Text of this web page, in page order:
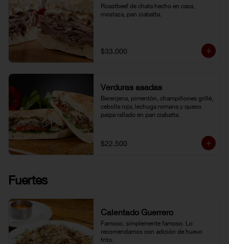
Roastbeef de chata hecho en casa,
mostaza, pan ciabatta.
$33.000
Verduras asadas
Berenjena, pimentón, champiñones grillé,
cebolla roja, lechuga romana y queso
paipa rallado en pan ciabatta.
$22.500
Fuertes
Calentado Guerrero
Famoso, simplemente famoso. Lo
recomendamos con adición de huevo
frito.